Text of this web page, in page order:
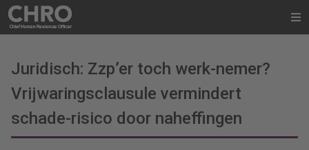
Juridisch: Zzp’er toch werk-nemer?
Vrijwaringsclausule vermindert
schade-risico door naheffingen